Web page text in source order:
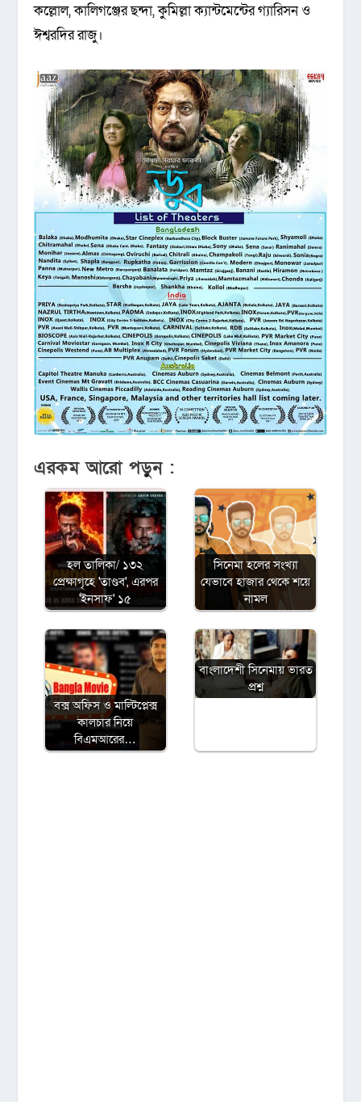
কল্লোল, কালিগঞ্জের ছন্দা, কুমিল্লা ক্যান্টমেন্টের গ্যারিসন ও
ঈশ্বরদির রাজু।
এরকম আরো পড়ুন :
হল তালিকা/ ১৩২
প্রেক্ষাগৃহে 'তাণ্ডব', এরপর
'ইনসাফ' ১৫
সিনেমা হলের সংখ্যা
যেভাবে হাজার থেকে শয়ে
নামল
বক্স অফিস ও মাল্টিপ্লেক্স
কালচার নিয়ে
বিএমআরের…
বাংলাদেশী সিনেমায় ভারত
প্রশ্ন